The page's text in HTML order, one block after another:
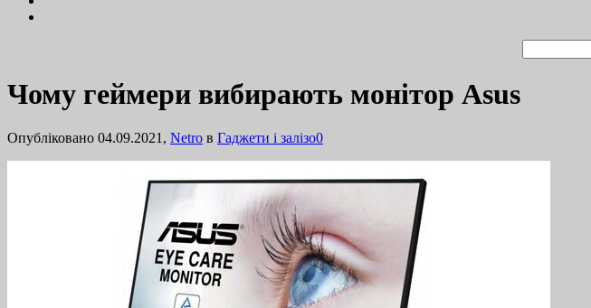
Чому геймери вибирають монітор Asus
Опубліковано 04.09.2021, Netro в Гаджети і залізо0